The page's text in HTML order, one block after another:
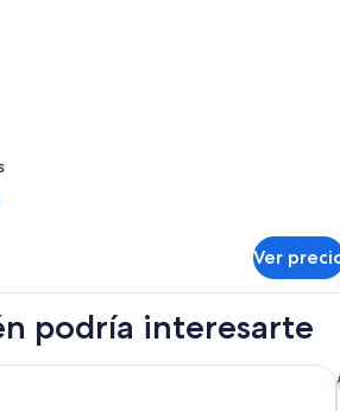
Ver
podría interesarte
Airport